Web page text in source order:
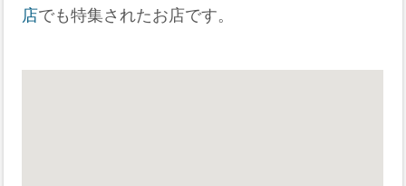
店でも特集されたお店です。